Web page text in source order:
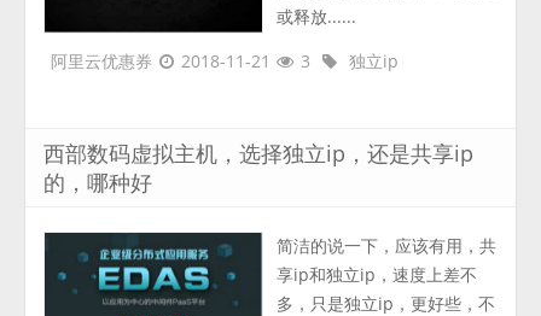
或释放......
阿里云优惠券
2018-11-21 3 独立ip
西部数码虚拟主机，选择独立ip，还是共享ip
的，哪种好
简洁的说一下，应该有用，共
享ip和独立ip，速度上差不
多，只是独立ip，更好些，不